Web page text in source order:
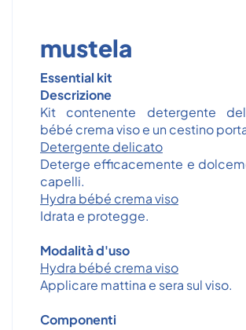
mustela
Essential kit
Descrizione
Kit contenente detergente
bébé crema viso e un cestino
Detergente delicato
Deterge efficacemente e
capelli.
Hydra bébé crema viso
Idrata e protegge.
Modalità d'uso
Hydra bébé crema viso
Applicare mattina e sera sul viso.
Componenti